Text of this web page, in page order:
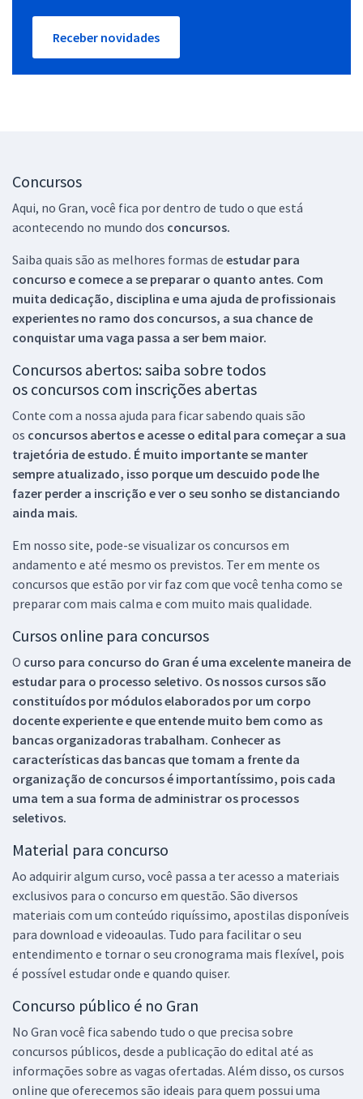
Receber novidades
Concursos
Aqui, no Gran, você fica por dentro de tudo o que está
acontecendo no mundo dos concursos.
Saiba quais são as melhores formas de estudar para
concurso e comece a se preparar o quanto antes. Com
muita dedicação, disciplina e uma ajuda de profissionais
experientes no ramo dos concursos, a sua chance de
conquistar uma vaga passa a ser bem maior.
Concursos abertos: saiba sobre todos
os concursos com inscrições abertas
Conte com a nossa ajuda para ficar sabendo quais são
os concursos abertos e acesse o edital para começar a sua
trajetória de estudo. É muito importante se manter
sempre atualizado, isso porque um descuido pode lhe
fazer perder a inscrição e ver o seu sonho se distanciando
ainda mais.
Em nosso site, pode-se visualizar os concursos em
andamento e até mesmo os previstos. Ter em mente os
concursos que estão por vir faz com que você tenha como se
preparar com mais calma e com muito mais qualidade.
Cursos online para concursos
O curso para concurso do Gran é uma excelente maneira de
estudar para o processo seletivo. Os nossos cursos são
constituídos por módulos elaborados por um corpo
docente experiente e que entende muito bem como as
bancas organizadoras trabalham. Conhecer as
características das bancas que tomam a frente da
organização de concursos é importantíssimo, pois cada
uma tem a sua forma de administrar os processos
seletivos.
Material para concurso
Ao adquirir algum curso, você passa a ter acesso a materiais
exclusivos para o concurso em questão. São diversos
materiais com um conteúdo riquíssimo, apostilas disponíveis
para download e videoaulas. Tudo para facilitar o seu
entendimento e tornar o seu cronograma mais flexível, pois
é possível estudar onde e quando quiser.
Concurso público é no Gran
No Gran você fica sabendo tudo o que precisa sobre
concursos públicos, desde a publicação do edital até as
informações sobre as vagas ofertadas. Além disso, os cursos
online que oferecemos são ideais para quem possui uma